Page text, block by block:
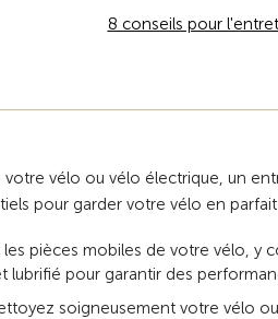
8 conseils pour
vélo ou vélo électrique, un
pour garder votre vélo en
pièces mobiles de votre vélo, y
pour garantir des
soigneusement votre vélo